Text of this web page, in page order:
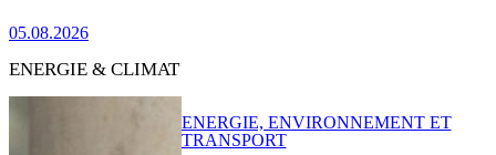
05.08.2026
ENERGIE & CLIMAT
ENERGIE, ENVIRONNEMENT ET
TRANSPORT